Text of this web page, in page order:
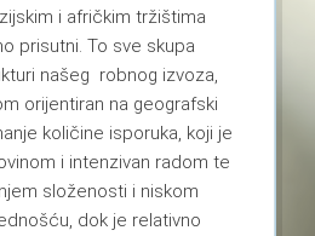
i afričkim tržištima
prisutni. To sve skupa
našeg robnog izvoza,
orijentiran na geografski
količine isporuka, koji je
i intenzivan radom te
složenosti i niskom
dok je relativno